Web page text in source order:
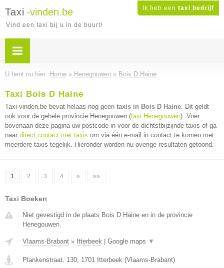
Ik heb een taxi bedrijf
Taxi -vinden.be
Vind een taxi bij u in de buurt!
U bent nu hier: Home » Henegouwen » Bois D Haine
Taxi Bois D Haine
Taxi-vinden.be bevat helaas nog geen taxis in Bois D Haine. Dit geldt
ook voor de gehele provincie Henegouwen (taxi Henegouwen). Voer
bovenaan deze pagina uw postcode in voor de dichtstbijzijnde taxis of ga
naar direct contact met taxis om via één e-mail in contact te komen met
meerdere taxis tegelijk. Hieronder worden nu overige resultaten getoond.
1 2 3 4 » »»
Taxi Boeken
Niet gevestigd in de plaats Bois D Haine en in de provincie
Henegouwen.
Vlaams-Brabant » Itterbeek Google maps ▼
Plankenstraat, 130, 1701 Itterbeek (Vlaams-Brabant)